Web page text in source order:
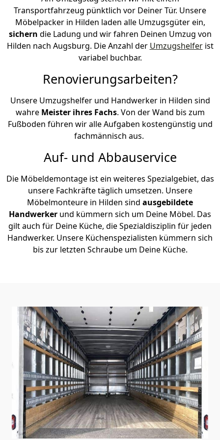
Transportfahrzeug pünktlich vor Deiner Tür. Unsere
Möbelpacker in Hilden laden alle Umzugsgüter ein,
sichern die Ladung und wir fahren Deinen Umzug von
Hilden nach Augsburg. Die Anzahl der Umzugshelferist
variabel buchbar.
Renovierungsarbeiten?
Unsere Umzugshelfer und Handwerker in Hilden sind
wahre Meister ihres Fachs. Von der Wand bis zum
Fußboden führen wir alle Aufgaben kostengünstig und
fachmännisch aus.
Auf- und Abbauservice
Die Möbeldemontage ist ein weiteres Spezialgebiet, das
unsere Fachkräfte täglich umsetzen. Unsere
Möbelmonteure in Hilden sind ausgebildete
Handwerker und kümmern sich um Deine Möbel. Das
gilt auch für Deine Küche, die Spezialdisziplin für jeden
Handwerker. Unsere Küchenspezialisten kümmern sich
bis zur letzten Schraube um Deine Küche.